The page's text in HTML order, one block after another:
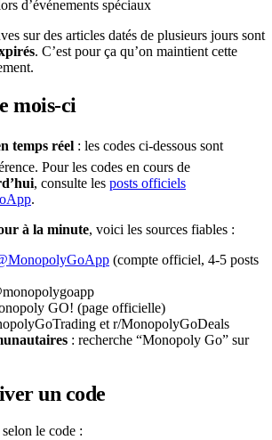
d’événements spéciaux
sur des articles datés de plusieurs jours sont
. C’est pour ça qu’on maintient cette
mois-ci
temps réel : les codes ci-dessous sont
Pour les codes en cours de
, consulte les posts officiels
.
à la minute, voici les sources fiables :
(compte officiel, 4-5 posts
GO! (page officielle)
et r/MonopolyGoDeals
: recherche “Monopoly Go” sur
un code
le code :